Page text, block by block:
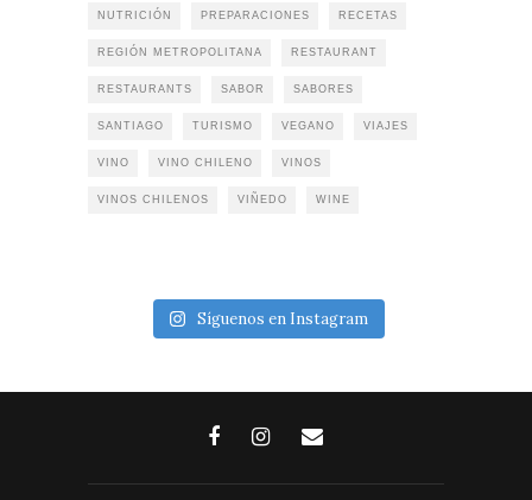
NUTRICIÓN PREPARACIONES RECETAS
REGIÓN METROPOLITANA RESTAURANT
RESTAURANTS SABOR SABORES
SANTIAGO TURISMO VEGANO VIAJES
VINO VINO CHILENO VINOS
VINOS CHILENOS VIÑEDO WINE
Síguenos en Instagram